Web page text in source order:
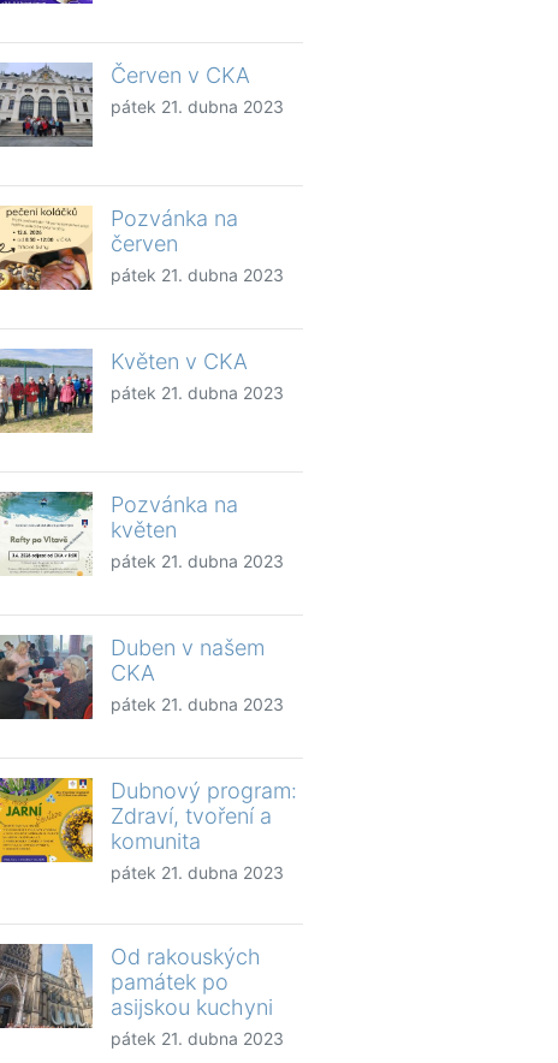
Červen v CKA
pátek 21. dubna 2023
Pozvánka na
červen
pátek 21. dubna 2023
Květen v CKA
pátek 21. dubna 2023
Pozvánka na
květen
pátek 21. dubna 2023
Duben v našem
CKA
pátek 21. dubna 2023
Dubnový program:
Zdraví, tvoření a
komunita
pátek 21. dubna 2023
Od rakouských
památek po
asijskou kuchyni
pátek 21. dubna 2023